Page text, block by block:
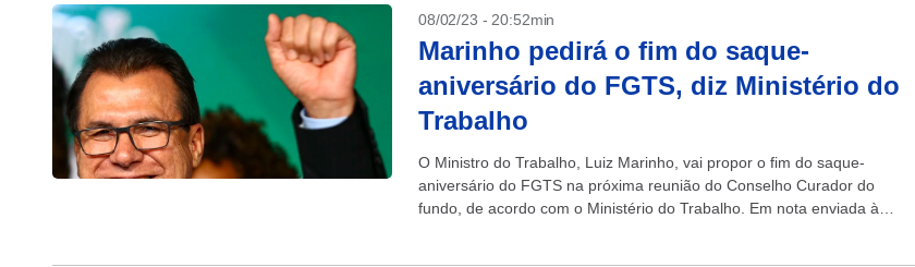
08/02/23 - 20:52min
Marinho pedirá o fim do saque-
aniversário do FGTS, diz Ministério do
Trabalho
O Ministro do Trabalho, Luiz Marinho, vai propor o fim do saque-
aniversário do FGTS na próxima reunião do Conselho Curador do
fundo, de acordo com o Ministério do Trabalho. Em nota enviada à